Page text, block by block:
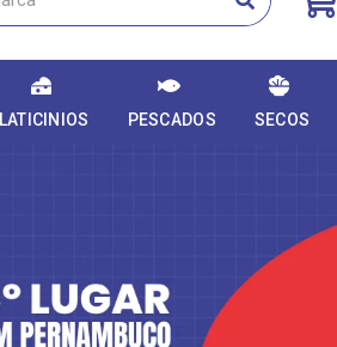
LATICINIOS PESCADOS SECOS